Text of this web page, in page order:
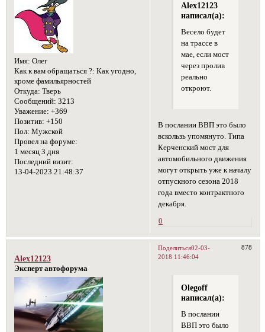
Имя: Олег
Как к вам обращаться ?: Как угодно,
кроме фамильярностей
Откуда: Тверь
Сообщений: 3213
Уважение: +369
Позитив: +150
Пол: Мужской
Провел на форуме:
1 месяц 3 дня
Последний визит:
13-04-2023 21:48:37
Alex12123
написал(а):
Весело будет
на трассе в
мае, если мост
через пролив
реально
откроют.
В послании ВВП это было
вскользь упомянуто. Типа
Керченский мост для
автомобильного движения
могут открыть уже к началу
отпускного сезона 2018
года вместо контрактного
декабря.
0
Поделиться 878
02-03-
2018 11:46:04
Alex12123
Эксперт автофорума
Olegoff
написал(а):
В послании
ВВП это было